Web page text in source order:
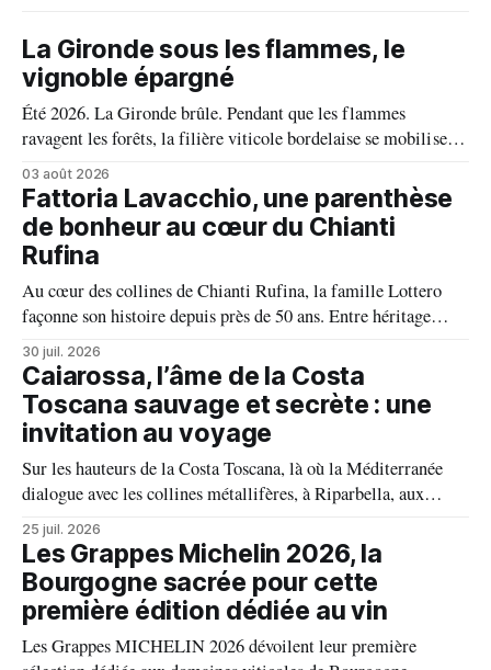
La Gironde sous les flammes, le
vignoble épargné
Été 2026. La Gironde brûle. Pendant que les flammes
ravagent les forêts, la filière viticole bordelaise se mobilise,
fait front commun et fait preuve d'une solidarité exemplaire
face aux incendies. Les vignes, sont épargnées et le millésime
s'annonce prometteur. Le feu n'aura pas eu le dernier mot.
03 août 2026
Fattoria Lavacchio, une parenthèse
de bonheur au cœur du Chianti
Rufina
Au cœur des collines de Chianti Rufina, la famille Lottero
façonne son histoire depuis près de 50 ans. Entre héritage
familial, exigence viticole et profond respect du terroir, le
domaine incarne une vision authentique du vin, où chaque
millésime raconte une terre, une passion et un art de vivre.
30 juil. 2026
Caiarossa, l’âme de la Costa
Toscana sauvage et secrète : une
invitation au voyage
Sur les hauteurs de la Costa Toscana, là où la Méditerranée
dialogue avec les collines métallifères, à Riparbella, aux
portes de Bolgheri, Caiarossa cultive une autre idée du grand
vin, celle d'un équilibre vivant entre la terre, les cépages et le
temps.
25 juil. 2026
Les Grappes Michelin 2026, la
Bourgogne sacrée pour cette
première édition dédiée au vin
Les Grappes MICHELIN 2026 dévoilent leur première